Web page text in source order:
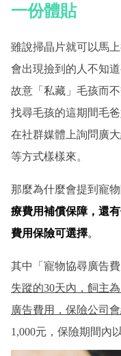
一份體貼
雖說掃晶片就可以馬
會出現撿到的人不知
故意「私藏」毛孩而不
找尋毛孩的這期間毛
在社群媒體上詢問廣
等方式樣樣來。
那麼為什麼會提到寵
療費用補償保障，還
費用保險可選擇。
其中「寵物協尋廣告
失蹤的30天內，飼主
廣告費用，保險公司
1,000元，保險期間內